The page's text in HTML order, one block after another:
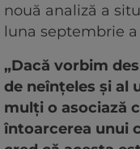
nouă analiză a
luna septembrie
„Dacă vorbim
de neînțeles și al
mulți o asociază
întoarcerea unui